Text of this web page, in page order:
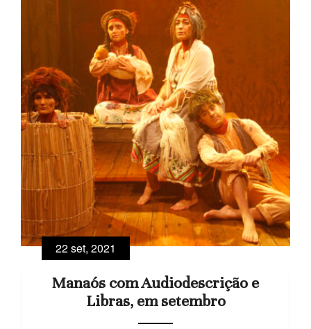
22 set, 2021
Manaós com Audiodescrição e
Libras, em setembro